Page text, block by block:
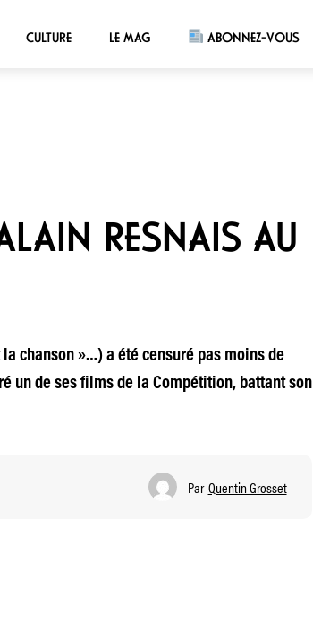
CULTURE LE MAG ABONNEZ-VOUS
RESNAIS AU
chanson »…) a été censuré pas moins de
un de ses films de la Compétition, battant son
Par Quentin Grosset